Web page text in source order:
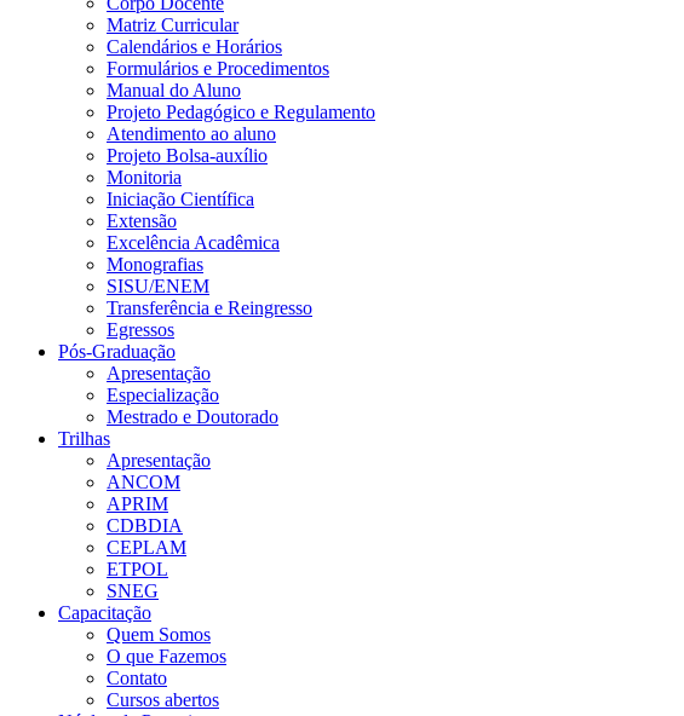
Matriz Curricular
Calendários e Horários
Formulários e Procedimentos
Manual do Aluno
Projeto Pedagógico e Regulamento
Atendimento ao aluno
Projeto Bolsa-auxílio
Monitoria
Iniciação Científica
Extensão
Excelência Acadêmica
Monografias
SISU/ENEM
Transferência e Reingresso
Egressos
Pós-Graduação
Apresentação
Especialização
Mestrado e Doutorado
Trilhas
Apresentação
ANCOM
APRIM
CDBDIA
CEPLAM
ETPOL
SNEG
Capacitação
Quem Somos
O que Fazemos
Contato
Cursos abertos